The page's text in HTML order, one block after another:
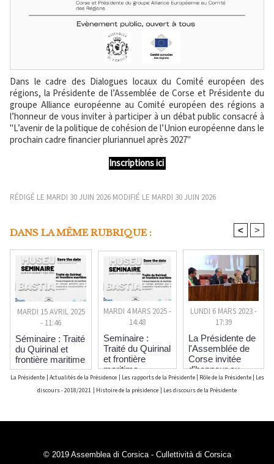
Dans le cadre des Dialogues locaux du Comité européen des
régions, la Présidente de l’Assemblée de Corse et Présidente du
groupe Alliance européenne au Comité européen des régions a
l’honneur de vous inviter à participer à un débat public consacré à
"L’avenir de la politique de cohésion de l’Union européenne dans le
prochain cadre financier pluriannuel après 2027"
Inscriptions ici
RÉDIGÉ LE MARDI 30 JUIN 2026 MODIFIÉ LE MARDI 30 JUIN 2026
DANS LA MÊME RUBRIQUE : < >
MARDI 15 AVRIL 2025
- 11:46
Séminaire : Traité
du Quirinal et
frontière maritime
MARDI 4 MARS 2025 -
14:48
Seminaire :
Traité du Quirinal
et frontière
maritime
LUNDI 6 MARS 2023 -
17:39
​La Présidente de
l'Assemblée de
Corse invitée
d'honneur au
festival de
l'autonomie du
La Présidente | Actualités de la Présidence | Les rapports de la Présidente | Rôle de la Présidente | Les
discours - 2018/2021 | Histoire de la présidence | Les discours de la Présidente
© 2019 Assemblea di Corsica - Cullettività di Corsica